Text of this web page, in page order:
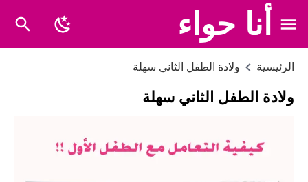
أنا حواء
الرئيسية ولادة الطفل الثاني سهلة
ولادة الطفل الثاني سهلة